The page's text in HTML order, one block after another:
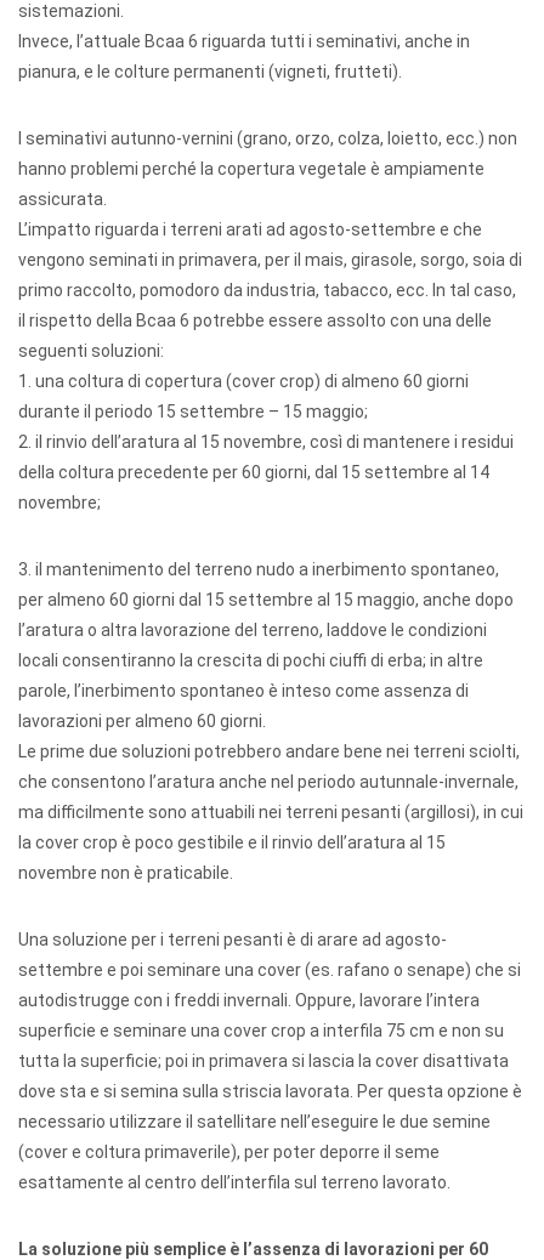
sistemazioni.
Invece, l’attuale Bcaa 6 riguarda tutti i seminativi, anche in
pianura, e le colture permanenti (vigneti, frutteti).
I seminativi autunno-vernini (grano, orzo, colza, loietto, ecc.) non
hanno problemi perché la copertura vegetale è ampiamente
assicurata.
L’impatto riguarda i terreni arati ad agosto-settembre e che
vengono seminati in primavera, per il mais, girasole, sorgo, soia di
primo raccolto, pomodoro da industria, tabacco, ecc. In tal caso,
il rispetto della Bcaa 6 potrebbe essere assolto con una delle
seguenti soluzioni:
1. una coltura di copertura (cover crop) di almeno 60 giorni
durante il periodo 15 settembre – 15 maggio;
2. il rinvio dell’aratura al 15 novembre, così di mantenere i residui
della coltura precedente per 60 giorni, dal 15 settembre al 14
novembre;
3. il mantenimento del terreno nudo a inerbimento spontaneo,
per almeno 60 giorni dal 15 settembre al 15 maggio, anche dopo
l’aratura o altra lavorazione del terreno, laddove le condizioni
locali consentiranno la crescita di pochi ciuffi di erba; in altre
parole, l’inerbimento spontaneo è inteso come assenza di
lavorazioni per almeno 60 giorni.
Le prime due soluzioni potrebbero andare bene nei terreni sciolti,
che consentono l’aratura anche nel periodo autunnale-invernale,
ma difficilmente sono attuabili nei terreni pesanti (argillosi), in cui
la cover crop è poco gestibile e il rinvio dell’aratura al 15
novembre non è praticabile.
Una soluzione per i terreni pesanti è di arare ad agosto-
settembre e poi seminare una cover (es. rafano o senape) che si
autodistrugge con i freddi invernali. Oppure, lavorare l’intera
superficie e seminare una cover crop a interfila 75 cm e non su
tutta la superficie; poi in primavera si lascia la cover disattivata
dove sta e si semina sulla striscia lavorata. Per questa opzione è
necessario utilizzare il satellitare nell’eseguire le due semine
(cover e coltura primaverile), per poter deporre il seme
esattamente al centro dell’interfila sul terreno lavorato.
La soluzione più semplice è l’assenza di lavorazioni per 60